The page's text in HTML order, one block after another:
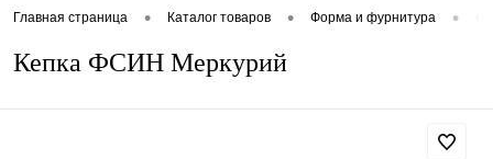
Главная страница • Каталог товаров • Форма и фурнитура •
Кепка ФСИН Меркурий